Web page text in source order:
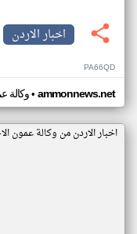
اخبار الاردن
PA66QD
وكالة• ammonnews.net
اخبار الاردن من وكالة عمون